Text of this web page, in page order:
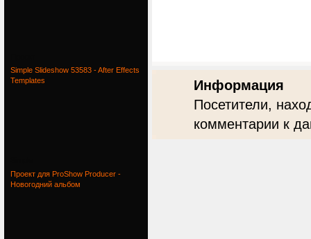
Информация
Посетители,
комментарии к
Simple Slideshow 53583 - After Effects
Templates
Проект для ProShow Producer -
Новогодний альбом